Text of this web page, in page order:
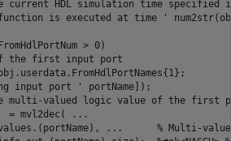
current HDL simulation time specified
is executed at time '
> 0)
of the first input port
input port '
portName]);
multi-valued logic value of the first
= mvl2dec(
...
...
% Multi-